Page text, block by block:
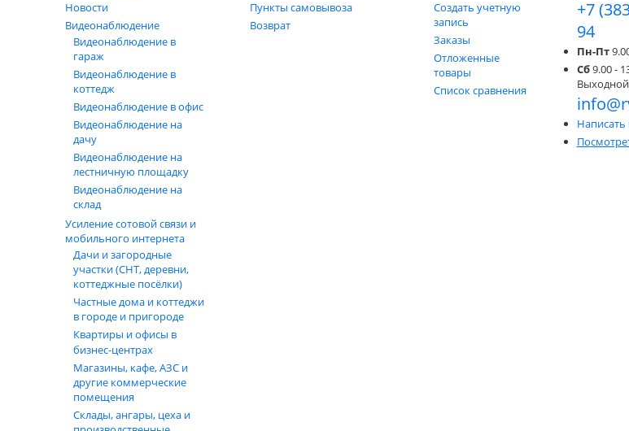
Новости
Видеонаблюдение
Видеонаблюдение в
гараж
Видеонаблюдение в
коттедж
Видеонаблюдение в офис
Видеонаблюдение на
дачу
Видеонаблюдение на
лестничную площадку
Видеонаблюдение на
склад
Усиление сотовой связи и
мобильного интернета
Дачи и загородные
участки (СНТ, деревни,
коттеджные посёлки)
Частные дома и коттеджи
в городе и пригороде
Квартиры и офисы в
бизнес‑центрах
Магазины, кафе, АЗС и
другие коммерческие
помещения
Склады, ангары, цеха и
Пункты самовывоза
Возврат
Создать учетную
запись
Заказы
Отложенные
товары
Список сравнения
+7
94
Пн-Пт
Сб9.00 -
Выходной